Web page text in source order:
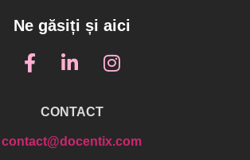
Ne găsiți și aici
CONTACT
contact@docentix.com